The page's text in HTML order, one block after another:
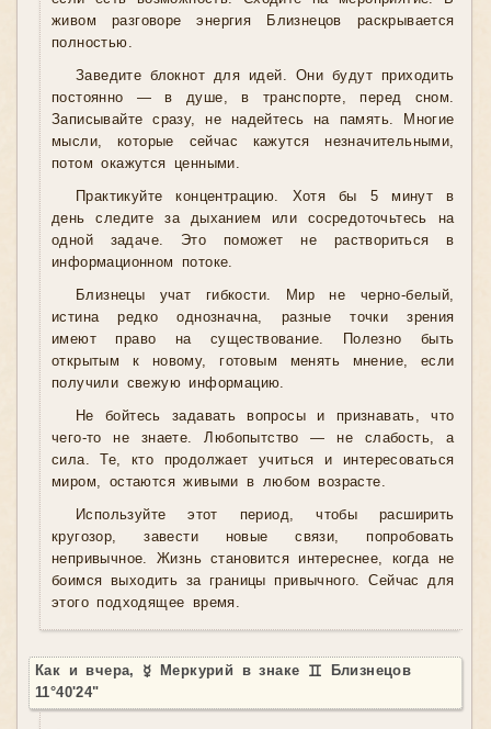
живом разговоре энергия Близнецов раскрывается
полностью.
Заведите блокнот для идей. Они будут приходить
постоянно — в душе, в транспорте, перед сном.
Записывайте сразу, не надейтесь на память. Многие
мысли, которые сейчас кажутся незначительными,
потом окажутся ценными.
Практикуйте концентрацию. Хотя бы 5 минут в
день следите за дыханием или сосредоточьтесь на
одной задаче. Это поможет не раствориться в
информационном потоке.
Близнецы учат гибкости. Мир не черно-белый,
истина редко однозначна, разные точки зрения
имеют право на существование. Полезно быть
открытым к новому, готовым менять мнение, если
получили свежую информацию.
Не бойтесь задавать вопросы и признавать, что
чего-то не знаете. Любопытство — не слабость, а
сила. Те, кто продолжает учиться и интересоваться
миром, остаются живыми в любом возрасте.
Используйте этот период, чтобы расширить
кругозор, завести новые связи, попробовать
непривычное. Жизнь становится интереснее, когда не
боимся выходить за границы привычного. Сейчас для
этого подходящее время.
Как и вчера, ☿ Меркурий в знаке ♊ Близнецов
11°40'24"